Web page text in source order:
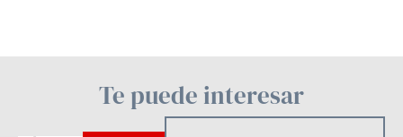
Te puede interesar